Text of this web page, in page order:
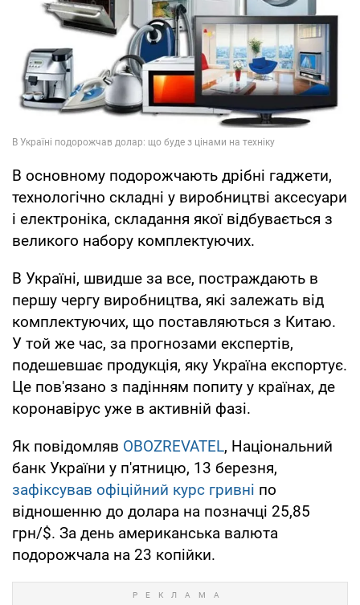
В основному подорожчають дрібні гаджети,
технологічно складні у виробництві аксесуари
і електроніка, складання якої відбувається з
великого набору комплектуючих.
В Україні, швидше за все, постраждають в
першу чергу виробництва, які залежать від
комплектуючих, що поставляються з Китаю.
У той же час, за прогнозами експертів,
подешевшає продукція, яку Україна експортує.
Це пов'язано з падінням попиту у країнах, де
коронавірус уже в активній фазі.
Як повідомляв OBOZREVATEL, Національний
банк України у п'ятницю, 13 березня,
зафіксував офіційний курс гривні по
відношенню до долара на позначці 25,85
грн/$. За день американська валюта
подорожчала на 23 копійки.